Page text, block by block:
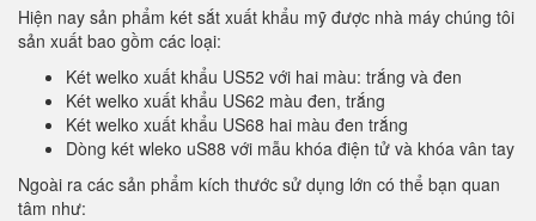
Hiện nay sản phẩm két sắt xuất khẩu mỹ được nhà máy chúng tôi
sản xuất bao gồm các loại:
Két welko xuất khẩu US52 với hai màu: trắng và đen
Két welko xuất khẩu US62 màu đen, trắng
Két welko xuất khẩu US68 hai màu đen trắng
Dòng két wleko uS88 với mẫu khóa điện tử và khóa vân tay
Ngoài ra các sản phẩm kích thước sử dụng lớn có thể bạn quan
tâm như: